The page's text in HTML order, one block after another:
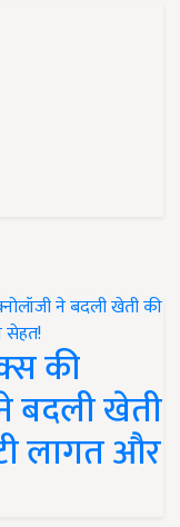
की
बदली खेती
लागत और